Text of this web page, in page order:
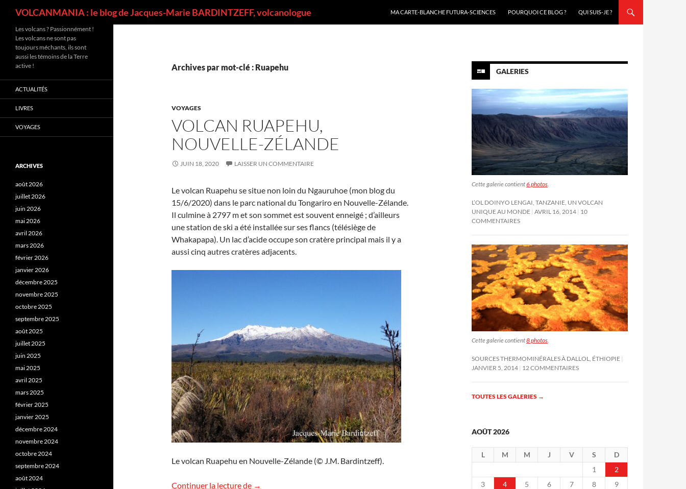
VOLCANMANIA : le blog de Jacques-Marie BARDINTZEFF, volcanologue
MA CARTE-BLANCHE FUTURA-SCIENCES
POURQUOI CE BLOG ? QUI SUIS-JE ?
Archives par mot-clé : Ruapehu
VOYAGES
VOLCAN RUAPEHU,
NOUVELLE-ZÉLANDE
JUIN 18, 2020 LAISSER UN COMMENTAIRE
Le volcan Ruapehu se situe non loin du Ngauruhoe (mon blog du
15/6/2020) dans le parc national du Tongariro en Nouvelle-Zélande.
Il culmine à 2797 m et son sommet est souvent enneigé ; d’ailleurs
une station de ski a été installée sur ses flancs (télésiège de
Whakapapa). Un lac d’acide occupe son cratère principal mais il y a
aussi cinq autres cratères adjacents.
Le volcan Ruapehu en Nouvelle-Zélande (© J.M. Bardintzeff).
Continuer la lecture de Volcan Ruapehu, Nouvelle-Zélande
→
GALERIES
Cette galerie contient6 photos.
L’OL DOINYO LENGAI, TANZANIE, UN VOLCAN
UNIQUE AU MONDE AVRIL 16, 2014 10
COMMENTAIRES
Cette galerie contient8 photos
SOURCES THERMOMINÉRALES À DALLOL, ÉTHIOPIE
JANVIER 5, 2014 12 COMMENTAIRES
TOUTES LES GALERIES →
AOÛT 2026
L M M J V S
D
1
2
3
4 5 6 7 8
9
Les volcans ? Passionnément !
Les volcans ne sont pas
toujours méchants, ils sont
aussi les témoins de la Terre
active !
ACTUALITÉS
LIVRES
VOYAGES
ARCHIVES
août 2026
juillet 2026
juin 2026
mai 2026
avril 2026
mars 2026
février 2026
janvier 2026
décembre 2025
novembre 2025
octobre 2025
septembre 2025
août 2025
juillet 2025
juin 2025
mai 2025
avril 2025
mars 2025
février 2025
janvier 2025
décembre 2024
novembre 2024
octobre 2024
septembre 2024
août 2024